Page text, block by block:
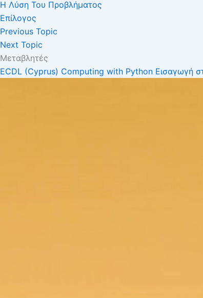
Η Λύση Του Προβλήματος
Επίλογος
Previous Topic
Next Topic
Μεταβλητές
ECDL (Cyprus) Computing with Python Εισαγωγή